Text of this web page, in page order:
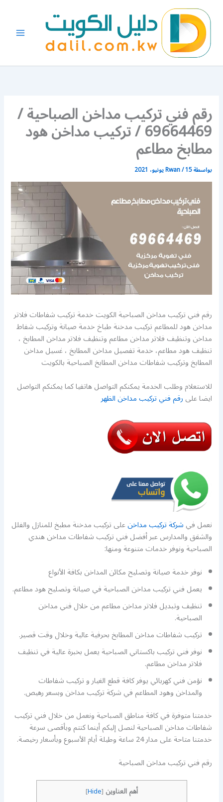
المحتوى
رقم فني تركيب مداخن الصباحية /
69664469 / تركيب مداخن هود
مطابخ مطاعم
بواسطة Rwan/15 يونيو، 2021
رقم فني تركيب مداخن الصباحية الكويت خدمة تركيب شفاطات فلاتر
مداخن هود للمطاعم تركيب مدخنة طباخ خدمة صيانة وتركيب شفاط
مداخن وتنظيف فلاتر مداخن مطاعم وتنظيف فلاتر مداخن المطابخ ،
تنظيف هود مطاعم، خدمة تفصيل مداخن المطابخ ، غسيل مداخن
المطابخ وتركيب شفاطات مداخن المطابخ الصباحية بالكويت
للاستعلام وطلب الخدمة يمكنكم التواصل هاتفيا كما يمكنكم التواصل
ايضا علىرقم فني تركيب مداخن الظهر
نعمل فيشركة تركيب مداخنعلى تركيب مدخنة مطبخ للمنازل والفلل
والشقق والمدارس عبر أفضل فني تركيب شفاطات مداخن هندي
الصباحية ونوفر خدمات متنوعة ومنها:
نوفر خدمة صيانة وتصليح مكائن المداخن بكافة الأنواع
يعمل فني تركيب مداخن الصباحية في صيانة وتصليح هود مطاعم.
تنظيف وتبديل فلاتر مداخن مطاعم من خلال فني مداخن
الصباحية.
تركيب شفاطات مداخن المطابخ بحرفية عالية وخلال وقت قصير.
نوفر فني تركيب باكستاني الصباحية يعمل بخبرة عالية في تنظيف
فلاتر مداخن مطاعم.
نؤمن فني كهربائي يوفر كافة قطع الغيار و تركيب شفاطات
والمداخن وهود المطاعم في شركة تركيب مداخن وبسعر رهيص.
خدمتنا متوفرة في كافة مناطق الصباحية ونعمل من خلال فني تركيب
شفاطات مداخن الصباحية لنصل إليكم أينما كنتم وبأقصى سرعة
خدمتنا متاحة على مدار 24 ساعة وطيلة أيام الأسبوع وبأسعار رخيصة.
رقم فني تركيب مداخن الصباحية
أهم العناوين [
Hide
]